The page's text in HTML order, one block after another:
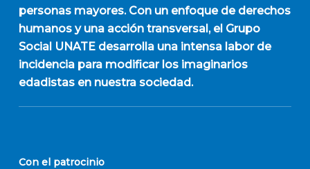
personas mayores. Con un enfoque de derechos
humanos y una acción transversal, el Grupo
Social UNATE desarrolla una intensa labor de
incidencia para modificar los imaginarios
edadistas en nuestra sociedad.
Con el patrocinio